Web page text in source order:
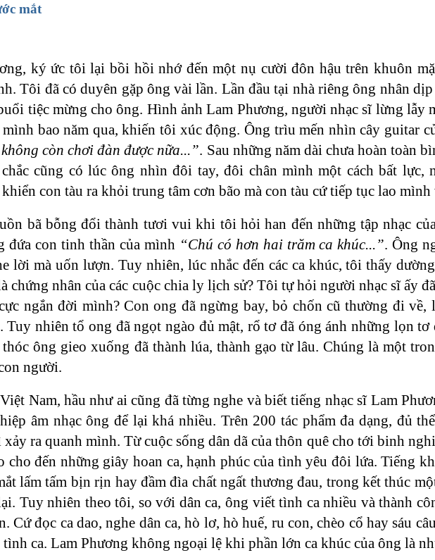
mắt
ký ức tôi lại bồi hồi nhớ đến một nụ cười đôn hậu trên khuôn
Tôi đã có duyên gặp ông vài lần. Lần đầu tại nhà riêng ông nhân
tiệc mừng cho ông. Hình ảnh Lam Phương, người nhạc sĩ lừng lẫy
mình bao năm qua, khiến tôi xúc động. Ông trìu mến nhìn cây guitar
còn chơi đàn được nữa...”. Sau những năm dài chưa hoàn toàn
chắc cũng có lúc ông nhìn đôi tay, đôi chân mình một cách bất lực,
con tàu ra khỏi trung tâm cơn bão mà con tàu cứ tiếp tục lao
bã bỗng đổi thành tươi vui khi tôi hỏi han đến những tập nhạc
đứa con tinh thần của mình “Chú có hơn hai trăm ca khúc...”. Ông
lời mà uốn lượn. Tuy nhiên, lúc nhắc đến các ca khúc, tôi thấy
chứng nhân của các cuộc chia ly lịch sử? Tôi tự hỏi người nhạc sĩ ấy
ngắn đời mình? Con ong đã ngừng bay, bỏ chốn cũ thường đi về,
nhiên tổ ong đã ngọt ngào đủ mật, rổ tơ đã óng ánh những lọn tơ
ông gieo xuống đã thành lúa, thành gạo từ lâu. Chúng là một
người.
Nam, hầu như ai cũng đã từng nghe và biết tiếng nhạc sĩ Lam
âm nhạc ông để lại khá nhiều. Trên 200 tác phẩm đa dạng, đủ
ra quanh mình. Từ cuộc sống dân dã của thôn quê cho tới binh
cho đến những giây hoan ca, hạnh phúc của tình yêu đôi lứa. Tiếng
lấm tấm bịn rịn hay đầm đìa chất ngất thương đau, trong kết thúc
Tuy nhiên theo tôi, so với dân ca, ông viết tình ca nhiều và thành
đọc ca dao, nghe dân ca, hò lơ, hò huế, ru con, chèo cổ hay sáu
ca. Lam Phương không ngoại lệ khi phần lớn ca khúc của ông là